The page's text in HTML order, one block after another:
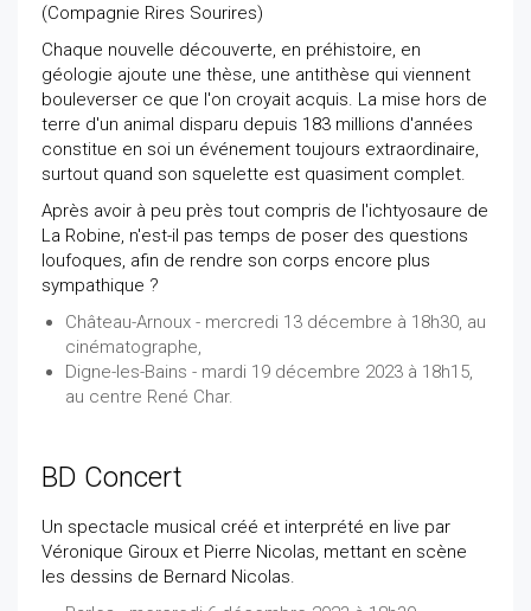
(Compagnie Rires Sourires)
Chaque nouvelle découverte, en préhistoire, en
géologie ajoute une thèse, une antithèse qui viennent
bouleverser ce que l'on croyait acquis. La mise hors de
terre d'un animal disparu depuis 183 millions d'années
constitue en soi un événement toujours extraordinaire,
surtout quand son squelette est quasiment complet.
Après avoir à peu près tout compris de l'ichtyosaure de
La Robine, n'est-il pas temps de poser des questions
loufoques, afin de rendre son corps encore plus
sympathique ?
Château-Arnoux - mercredi 13 décembre à 18h30, au
cinématographe,
Digne-les-Bains - mardi 19 décembre 2023 à 18h15,
au centre René Char.
BD Concert
Un spectacle musical créé et interprété en live par
Véronique Giroux et Pierre Nicolas, mettant en scène
les dessins de Bernard Nicolas.